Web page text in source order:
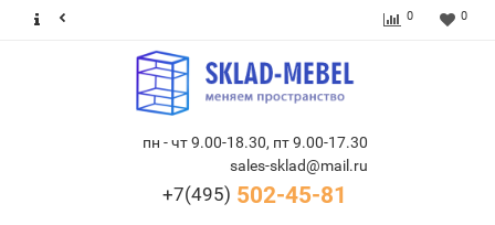
0 0
пн - чт 9.00-18.30, пт 9.00-17.30
sales-sklad@mail.ru
+7(495) 502-45-81